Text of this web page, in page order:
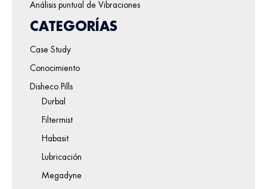
Análisis puntual de Vibraciones
CATEGORÍAS
Case Study
Conocimiento
Disheco Pills
Durbal
Filtermist
Habasit
Lubricación
Megadyne